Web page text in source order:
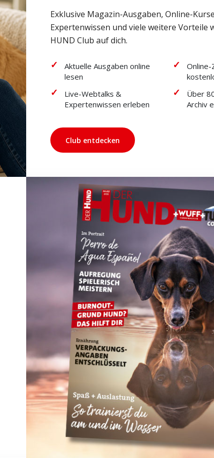
Exklusive Magazin-Ausgaben, Online-
Expertenwissen und viele weitere Vorteile
HUND Club auf dich.
Aktuelle Ausgaben online
lesen
Live-Webtalks &
Expertenwissen erleben
Über
Archiv
Club entdecken